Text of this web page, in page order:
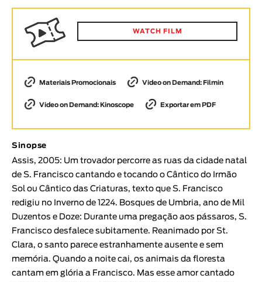
Animar
DURAÇÃO
< / >
GÉNERO
Experimental
Documentário
TÓPICOS
Tópicos selecionados
WATCH FILM
Materiais Promocionais Video on Demand: Filmin
Video on Demand: Kinoscope Exportar em PDF
Sinopse
Assis, 2005: Um trovador percorre as ruas da cidade natal
de S. Francisco cantando e tocando o Cântico do Irmão
Sol ou Cântico das Criaturas, texto que S. Francisco
redigiu no Inverno de 1224. Bosques de Umbria, ano de Mil
Duzentos e Doze: Durante uma pregação aos pássaros, S.
Francisco desfalece subitamente. Reanimado por St.
Clara, o santo parece estranhamente ausente e sem
memória. Quando a noite cai, os animais da floresta
cantam em glória a Francisco. Mas esse amor cantado